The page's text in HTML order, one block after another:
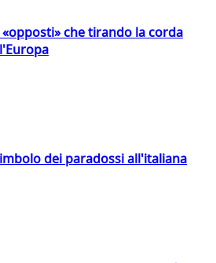
che tirando la corda
dei paradossi all'italiana